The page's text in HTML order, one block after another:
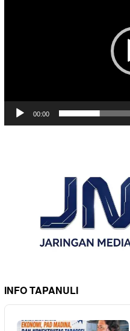
00:00
INFO TAPANULI